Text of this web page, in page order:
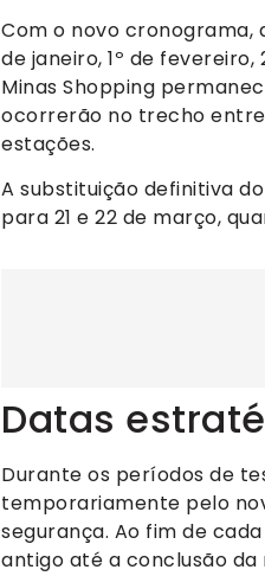
Com o novo cronograma,
de janeiro, 1º de
Minas Shopping
ocorrerão no trecho
estações.
A substituição definitiva
para 21 e 22 de março,
Datas
Durante os períodos de
temporariamente pelo
segurança. Ao fim de
antigo até a conclusão da